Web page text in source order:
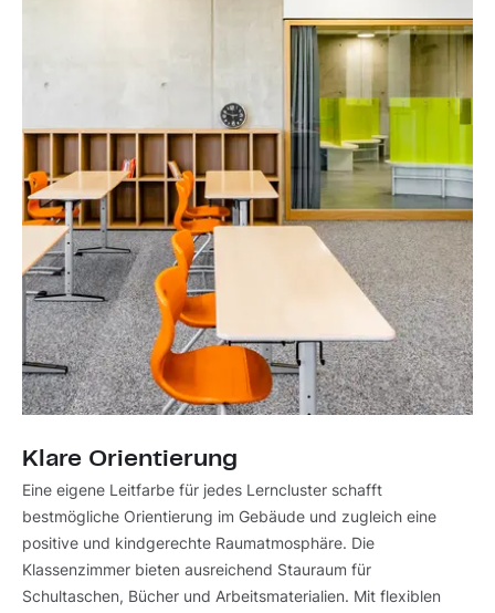
Klare Orientierung
Eine eigene Leitfarbe für jedes Lerncluster schafft
bestmögliche Orientierung im Gebäude und zugleich eine
positive und kindgerechte Raumatmosphäre. Die
Klassenzimmer bieten ausreichend Stauraum für
Schultaschen, Bücher und Arbeitsmaterialien. Mit flexiblen